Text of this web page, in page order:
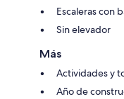
Escaleras con
Sin elevador
Más
Actividades y
Año de